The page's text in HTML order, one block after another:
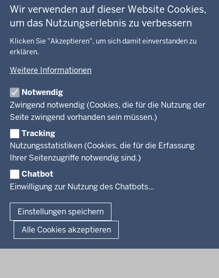
Wir verwenden auf dieser Website Cookies,
um das Nutzungserlebnis zu verbessern
Klicken Sie "Akzeptieren", um sich damit einverstanden zu
erklären.
Weitere Informationen
Notwendig
Zwingend notwendig (Cookies, die für die Nutzung der
Seite zwingend vorhanden sein müssen.)
Tracking
Nutzungsstatistiken (Cookies, die für die Erfassung
Ihrer Seitenzugriffe notwendig sind.)
Chatbot
Einwilligung zur Nutzung des Chatbots...
Einstellungen speichern
Alle Cookies akzeptieren
Fußzeile
Gesundheit und Soziales
Kommunales, Planung, Bauen und Verkehr
Ordnung und Sicherheit
Schule und Bildung
Wirtschaft und Kultur
GEOBASIS NRW
Ausbildung und Karriere
Geodaten-Anwendungen
Neues
Produkte und Dienste
TIM-online
Webdienste
Amtsblatt
Behördenleitung
Leitbild
Personalvertretung
Regierungsbezirk
Reisekostenstelle
Veranstaltungen
Stellenangebote
Stellenangebote Schule
Praktikum
Referendariate
Bewerbung
Vormerkstelle NRW
PRESSE
Mediathek
Newsletter
Pressekontakt
Pressemitteilungen
Publikationen
VERFAHREN UND BEKANNTMACHUNGEN
Bekanntmachungen
Legionellen
Luftreinhaltepläne
Verfahrensübersichten
Überwachung umweltrelevanter Anlagen
Facebook
Instagram
LinkedIn
© 2026 Bezirksregierung Köln
Organisationsplan
Lizenzbedingungen Geobasis NRW
Dokumente und Ressourcen
Kontakt